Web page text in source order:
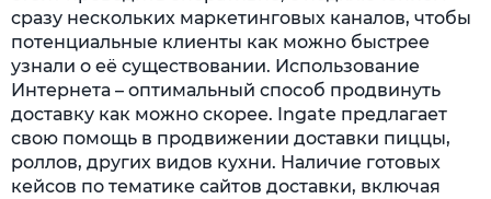
сразу нескольких маркетинговых каналов, чтобы
потенциальные клиенты как можно быстрее
узнали о её существовании. Использование
Интернета – оптимальный способ продвинуть
доставку как можно скорее. Ingate предлагает
свою помощь в продвижении доставки пиццы,
роллов, других видов кухни. Наличие готовых
кейсов по тематике сайтов доставки, включая